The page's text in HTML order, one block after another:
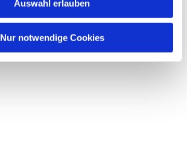
Auswahl erlauben
Nur notwendige Cookies